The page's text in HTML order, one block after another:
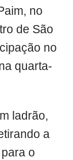
no
de São
no
quarta-
ladrão,
a
o